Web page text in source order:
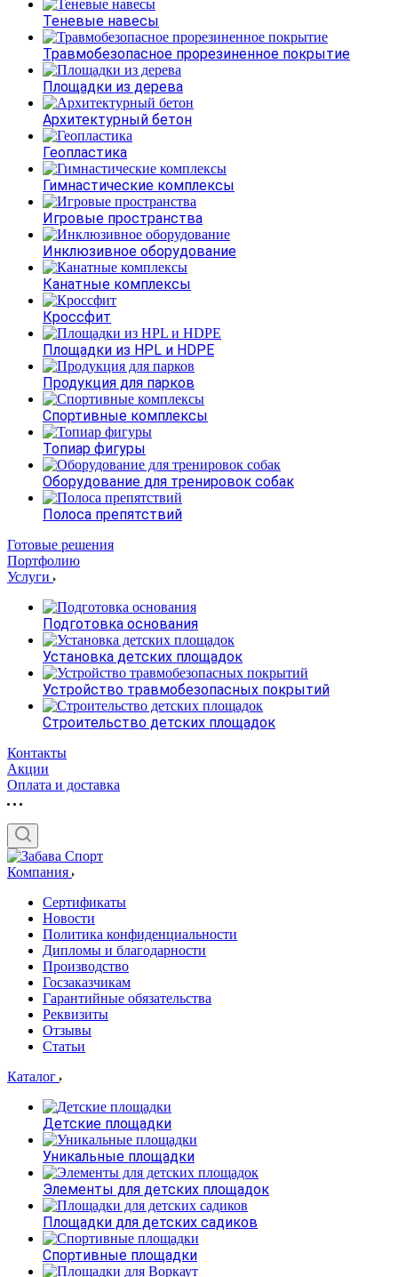
Теневые навесы
Травмобезопасное прорезиненное покрытие
Площадки из дерева
Архитектурный бетон
Геопластика
Гимнастические комплексы
Игровые пространства
Инклюзивное оборудование
Канатные комплексы
Кроссфит
Площадки из HPL и HDPE
Продукция для парков
Спортивные комплексы
Топиар фигуры
Оборудование для тренировок собак
Полоса препятствий
Готовые решения
Портфолию
Услуги
Подготовка основания
Установка детских площадок
Устройство травмобезопасных покрытий
Строительство детских площадок
Контакты
Акции
Оплата и доставка
Компания
Сертификаты
Новости
Политика конфиденциальности
Дипломы и благодарности
Производство
Госзаказчикам
Гарантийные обязательства
Реквизиты
Отзывы
Статьи
Каталог
Детские площадки
Уникальные площадки
Элементы для детских площадок
Площадки для детских садиков
Спортивные площадки